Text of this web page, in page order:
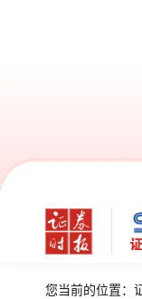
您当前的位置：